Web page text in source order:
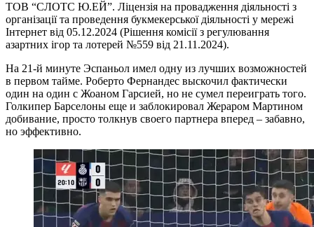
ТОВ “СЛОТС Ю.ЕЙ”. Ліцензія на провадження діяльності з
організації та проведення букмекерської діяльності у мережі
Інтернет від 05.12.2024 (Рішення комісії з регулювання
азартних ігор та лотерей №559 від 21.11.2024).
На 21-й минуте Эспаньол имел одну из лучших возможностей
в первом тайме. Роберто Фернандес выскочил фактически
один на один с Жоаном Гарсией, но не сумел переиграть того.
Голкипер Барселоны еще и заблокировал Жераром Мартином
добивание, просто толкнув своего партнера вперед – забавно,
но эффективно.